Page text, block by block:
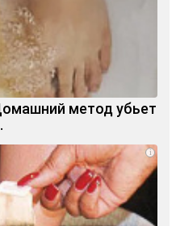
метод убьет
i